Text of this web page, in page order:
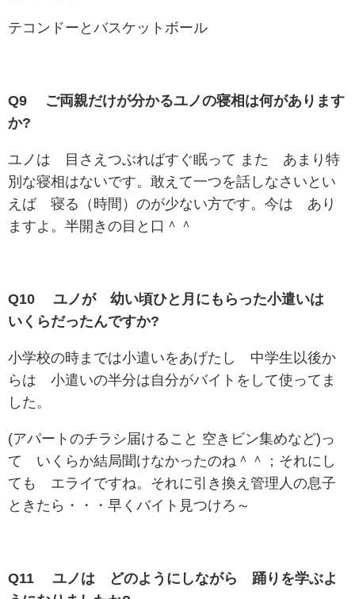
テコンドーとバスケットボール
Q9 ご両親だけが分かるユノの寝相は何があります
か?
ユノは 目さえつぶればすぐ眠って また あまり特
別な寝相はないです。敢えて一つを話しなさいとい
えば 寝る（時間）のが少ない方です。今は あり
ますよ。半開きの目と口＾＾
Q10 ユノが 幼い頃ひと月にもらった小遣いは
いくらだったんですか?
小学校の時までは小遣いをあげたし 中学生以後か
らは 小遣いの半分は自分がバイトをして使ってま
した。
(アパートのチラシ届けること 空きビン集めなど)っ
て いくらか結局聞けなかったのね＾＾；それにし
ても エライですね。それに引き換え管理人の息子
ときたら・・・早くバイト見つけろ～
Q11 ユノは どのようにしながら 踊りを学ぶよ